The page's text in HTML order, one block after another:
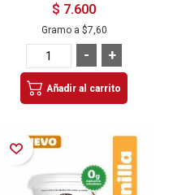
$ 7.600
Gramo a $7,60
+
-
Añadir al carrito
Añadir a la Lista de Deseos